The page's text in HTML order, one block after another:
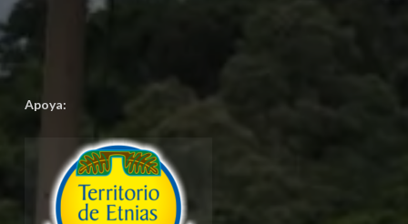
Apoya: